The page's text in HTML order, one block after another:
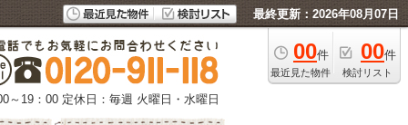
最終更新：2026年08月07日
00件
最近見た物件
00件
検討リスト
～19：00 定休日：毎週 火曜日・水曜日